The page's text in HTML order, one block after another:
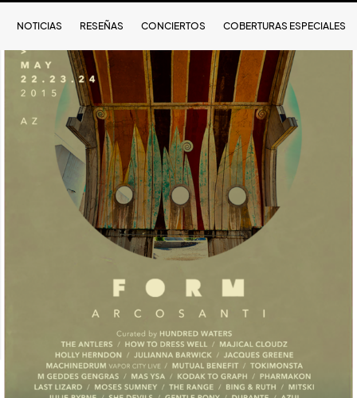
NOTICIAS RESEÑAS CONCIERTOS COBERTURAS ESPECIALES